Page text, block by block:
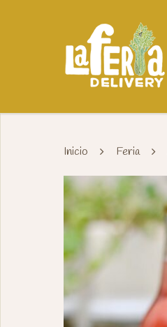
Inicio Feria